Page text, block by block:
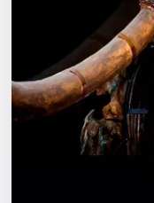
Артисты
Рейтинги